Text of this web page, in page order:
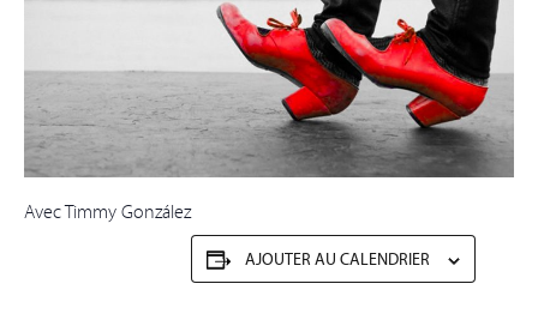
Avec Timmy González
AJOUTER AU CALENDRIER